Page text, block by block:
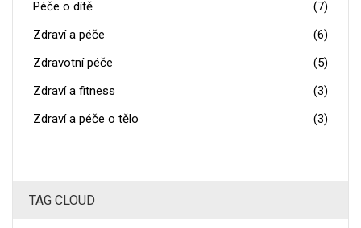
Péče o dítě
(7)
Zdraví a péče
(6)
Zdravotní péče
(5)
Zdraví a fitness
(3)
Zdraví a péče o tělo
(3)
TAG CLOUD